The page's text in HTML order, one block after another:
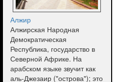
Алжир
Алжирская Народная
Демократическая
Республика, государство в
Северной Африке. На
арабском языке звучит как
аль-Джезаир ("острова"); это